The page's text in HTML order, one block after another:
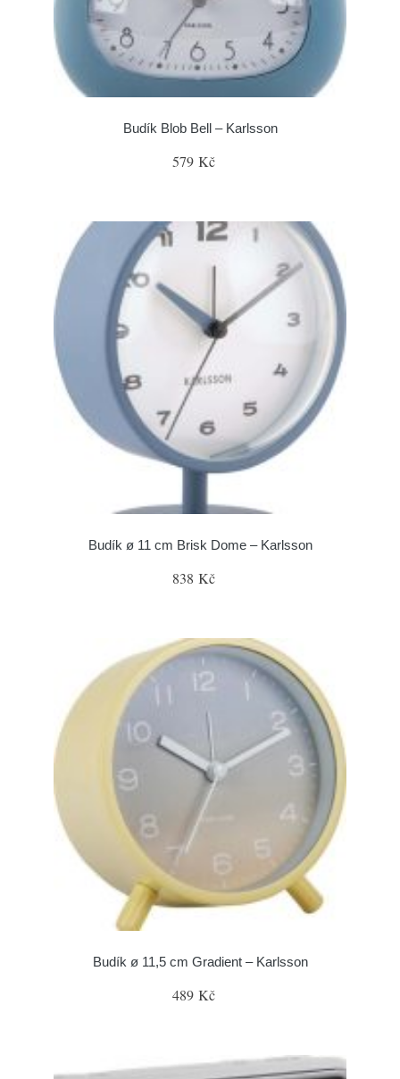
Budík Blob Bell – Karlsson
579 Kč
Budík ø 11 cm Brisk Dome – Karlsson
838 Kč
Budík ø 11,5 cm Gradient – Karlsson
489 Kč